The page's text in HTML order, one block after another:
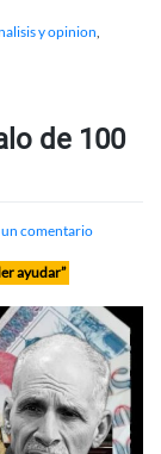
y opinion
de 100
comentarioen
el
regalo
de
100
mil
lempiras
a
ayudar”